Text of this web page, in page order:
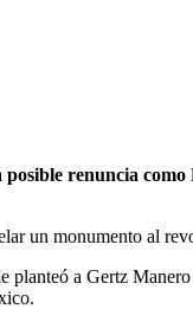
renuncia
un monumento al
planteó a Gertz